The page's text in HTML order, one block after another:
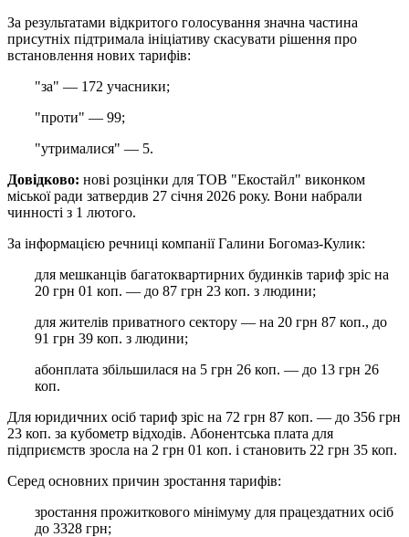
За результатами відкритого голосування значна частина
присутніх підтримала ініціативу скасувати рішення про
встановлення нових тарифів:
"за" — 172 учасники;
"проти" — 99;
"утрималися" — 5.
Довідково: нові розцінки для ТОВ "Екостайл" виконком
міської ради затвердив 27 січня 2026 року. Вони набрали
чинності з 1 лютого.
За інформацією речниці компанії Галини Богомаз-Кулик:
для мешканців багатоквартирних будинків тариф зріс на
20 грн 01 коп. — до 87 грн 23 коп. з людини;
для жителів приватного сектору — на 20 грн 87 коп., до
91 грн 39 коп. з людини;
абонплата збільшилася на 5 грн 26 коп. — до 13 грн 26
коп.
Для юридичних осіб тариф зріс на 72 грн 87 коп. — до 356 грн
23 коп. за кубометр відходів. Абонентська плата для
підприємств зросла на 2 грн 01 коп. і становить 22 грн 35 коп.
Серед основних причин зростання тарифів:
зростання прожиткового мінімуму для працездатних осіб
до 3328 грн;